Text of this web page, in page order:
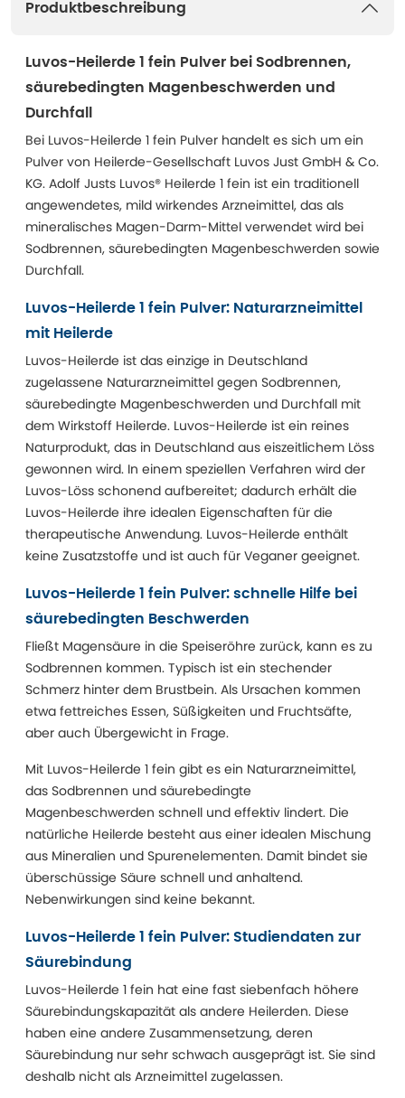
Produktbeschreibung
Luvos-Heilerde 1 fein Pulver bei Sodbrennen,
säurebedingten Magenbeschwerden und
Durchfall
Bei Luvos-Heilerde 1 fein Pulver handelt es sich um ein
Pulver von Heilerde-Gesellschaft Luvos Just GmbH & Co.
KG. Adolf Justs Luvos® Heilerde 1 fein ist ein traditionell
angewendetes, mild wirkendes Arzneimittel, das als
mineralisches Magen-Darm-Mittel verwendet wird bei
Sodbrennen, säurebedingten Magenbeschwerden sowie
Durchfall.
Luvos-Heilerde 1 fein Pulver: Naturarzneimittel
mit Heilerde
Luvos-Heilerde ist das einzige in Deutschland
zugelassene Naturarzneimittel gegen Sodbrennen,
säurebedingte Magenbeschwerden und Durchfall mit
dem Wirkstoff Heilerde. Luvos-Heilerde ist ein reines
Naturprodukt, das in Deutschland aus eiszeitlichem Löss
gewonnen wird. In einem speziellen Verfahren wird der
Luvos-Löss schonend aufbereitet; dadurch erhält die
Luvos-Heilerde ihre idealen Eigenschaften für die
therapeutische Anwendung. Luvos-Heilerde enthält
keine Zusatzstoffe und ist auch für Veganer geeignet.
Luvos-Heilerde 1 fein Pulver: schnelle Hilfe bei
säurebedingten Beschwerden
Fließt Magensäure in die Speiseröhre zurück, kann es zu
Sodbrennen kommen. Typisch ist ein stechender
Schmerz hinter dem Brustbein. Als Ursachen kommen
etwa fettreiches Essen, Süßigkeiten und Fruchtsäfte,
aber auch Übergewicht in Frage.
Mit Luvos-Heilerde 1 fein gibt es ein Naturarzneimittel,
das Sodbrennen und säurebedingte
Magenbeschwerden schnell und effektiv lindert. Die
natürliche Heilerde besteht aus einer idealen Mischung
aus Mineralien und Spurenelementen. Damit bindet sie
überschüssige Säure schnell und anhaltend.
Nebenwirkungen sind keine bekannt.
Luvos-Heilerde 1 fein Pulver: Studiendaten zur
Säurebindung
Luvos-Heilerde 1 fein hat eine fast siebenfach höhere
Säurebindungskapazität als andere Heilerden. Diese
haben eine andere Zusammensetzung, deren
Säurebindung nur sehr schwach ausgeprägt ist. Sie sind
deshalb nicht als Arzneimittel zugelassen.